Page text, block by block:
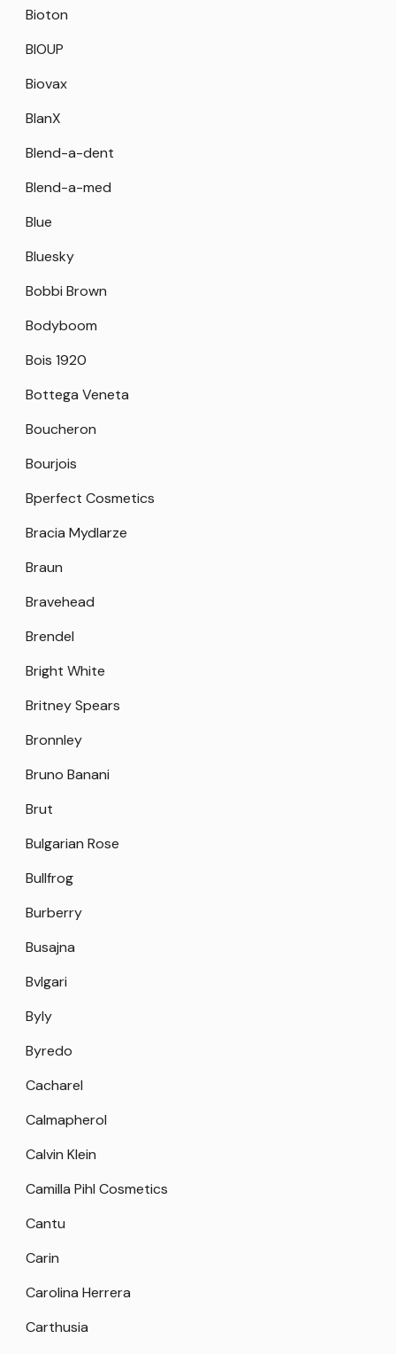
Bioton
BIOUP
Biovax
BlanX
Blend-a-dent
Blend-a-med
Blue
Bluesky
Bobbi Brown
Bodyboom
Bois 1920
Bottega Veneta
Boucheron
Bourjois
Bperfect Cosmetics
Bracia Mydlarze
Braun
Bravehead
Brendel
Bright White
Britney Spears
Bronnley
Bruno Banani
Brut
Bulgarian Rose
Bullfrog
Burberry
Busajna
Bvlgari
Byly
Byredo
Cacharel
Calmapherol
Calvin Klein
Camilla Pihl Cosmetics
Cantu
Carin
Carolina Herrera
Carthusia